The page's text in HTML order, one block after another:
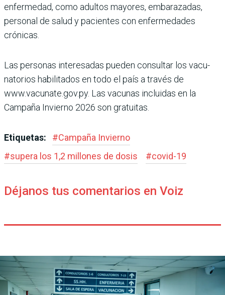
enfermedad, como adultos mayores, embara­zadas,
personal de salud y pacientes con enfermeda­des
crónicas.
Las personas interesadas pueden consultar los vacu­
natorios habilitados en todo el país a través de
www.vacunate.gov.py. Las vacu­nas incluidas en la
Campaña Invierno 2026 son gratuitas.
Etiquetas: #Campaña Invierno
#supera los 1,2 millones de dosis #covid-19
Déjanos tus comentarios en Voiz